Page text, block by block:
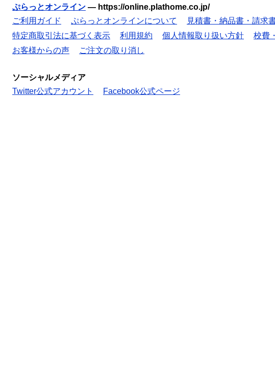
ぷらっとオンライン — https://online.plathome.co.jp/
ご利用ガイド
ぷらっとオンラインについて 見積書・納品書・請求
特定商取引法に基づく表示
利用規約 個人情報取り扱い方針 校費
お客様からの声
ご注文の取り消し
ソーシャルメディア
Twitter公式アカウント
Facebook公式ページ